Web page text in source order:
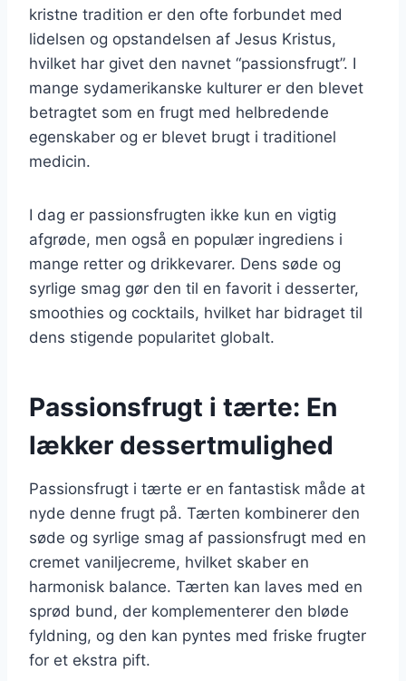
kristne tradition er den ofte forbundet med
lidelsen og opstandelsen af Jesus Kristus,
hvilket har givet den navnet “passionsfrugt”. I
mange sydamerikanske kulturer er den blevet
betragtet som en frugt med helbredende
egenskaber og er blevet brugt i traditionel
medicin.
I dag er passionsfrugten ikke kun en vigtig
afgrøde, men også en populær ingrediens i
mange retter og drikkevarer. Dens søde og
syrlige smag gør den til en favorit i desserter,
smoothies og cocktails, hvilket har bidraget til
dens stigende popularitet globalt.
Passionsfrugt i tærte: En
lækker dessertmulighed
Passionsfrugt i tærte er en fantastisk måde at
nyde denne frugt på. Tærten kombinerer den
søde og syrlige smag af passionsfrugt med en
cremet vaniljecreme, hvilket skaber en
harmonisk balance. Tærten kan laves med en
sprød bund, der komplementerer den bløde
fyldning, og den kan pyntes med friske frugter
for et ekstra pift.